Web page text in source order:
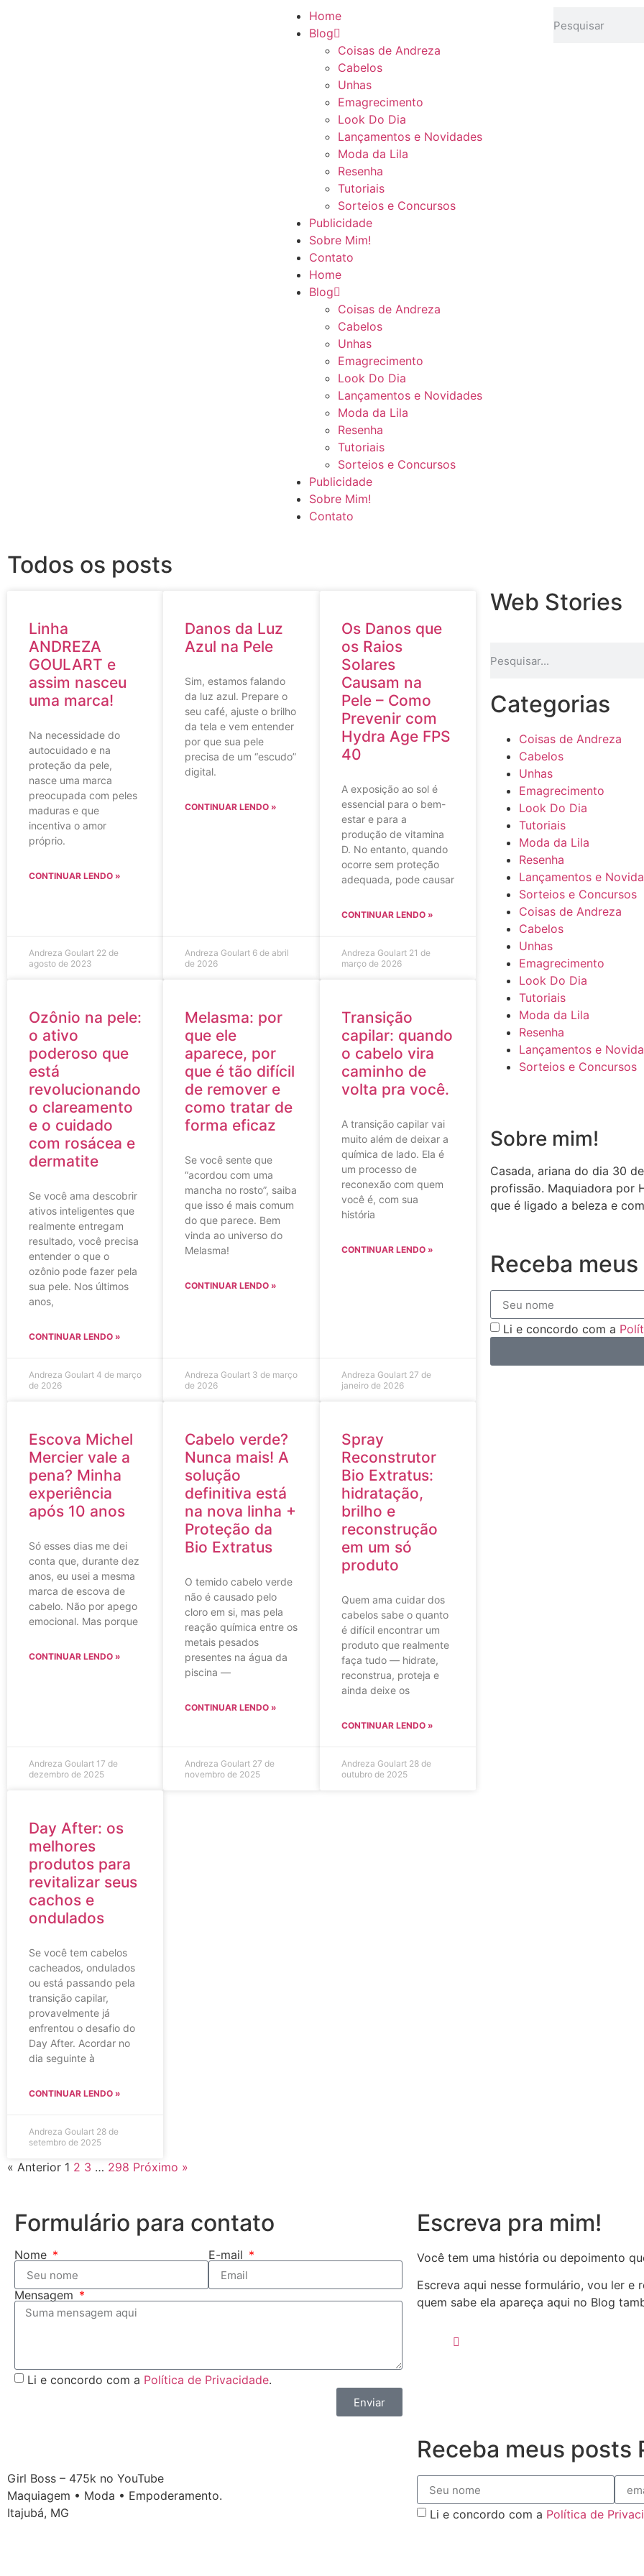
Home
Blog
Coisas de Andreza
Cabelos
Unhas
Emagrecimento
Look Do Dia
Lançamentos e Novidades
Moda da Lila
Resenha
Tutoriais
Sorteios e Concursos
Publicidade
Sobre Mim!
Contato
Home
Blog
Coisas de Andreza
Cabelos
Unhas
Emagrecimento
Look Do Dia
Lançamentos e Novidades
Moda da Lila
Resenha
Tutoriais
Sorteios e Concursos
Publicidade
Sobre Mim!
Contato
Todos os posts
Linha
ANDREZA
GOULART e
assim nasceu
uma marca!
Na necessidade do
autocuidado e na
proteção da pele,
nasce uma marca
preocupada com peles
maduras e que
incentiva o amor
próprio.
CONTINUAR LENDO »
Andreza Goulart 22 de
agosto de 2023
Danos da Luz
Azul na Pele
Sim, estamos falando
da luz azul. Prepare o
seu café, ajuste o brilho
da tela e vem entender
por que sua pele
precisa de um “escudo”
digital.
CONTINUAR LENDO »
Andreza Goulart 6 de abril
de 2026
Os Danos que
os Raios
Solares
Causam na
Pele – Como
Prevenir com
Hydra Age FPS
40
A exposição ao sol é
essencial para o bem-
estar e para a
produção de vitamina
D. No entanto, quando
ocorre sem proteção
adequada, pode causar
CONTINUAR LENDO »
Andreza Goulart 21 de
março de 2026
Ozônio na pele:
o ativo
poderoso que
está
revolucionando
o clareamento
e o cuidado
com rosácea e
dermatite
Se você ama descobrir
ativos inteligentes que
realmente entregam
resultado, você precisa
entender o que o
ozônio pode fazer pela
sua pele. Nos últimos
anos,
CONTINUAR LENDO »
Andreza Goulart 4 de março
de 2026
Melasma: por
que ele
aparece, por
que é tão difícil
de remover e
como tratar de
forma eficaz
Se você sente que
“acordou com uma
mancha no rosto”, saiba
que isso é mais comum
do que parece. Bem
vinda ao universo do
Melasma!
CONTINUAR LENDO »
Andreza Goulart 3 de março
de 2026
Transição
capilar: quando
o cabelo vira
caminho de
volta pra você.
A transição capilar vai
muito além de deixar a
química de lado. Ela é
um processo de
reconexão com quem
você é, com sua
história
CONTINUAR LENDO »
Andreza Goulart 27 de
janeiro de 2026
Escova Michel
Mercier vale a
pena? Minha
experiência
após 10 anos
Só esses dias me dei
conta que, durante dez
anos, eu usei a mesma
marca de escova de
cabelo. Não por apego
emocional. Mas porque
CONTINUAR LENDO »
Andreza Goulart 17 de
dezembro de 2025
Cabelo verde?
Nunca mais! A
solução
definitiva está
na nova linha +
Proteção da
Bio Extratus
O temido cabelo verde
não é causado pelo
cloro em si, mas pela
reação química entre os
metais pesados
presentes na água da
piscina —
CONTINUAR LENDO »
Andreza Goulart 27 de
novembro de 2025
Spray
Reconstrutor
Bio Extratus:
hidratação,
brilho e
reconstrução
em um só
produto
Quem ama cuidar dos
cabelos sabe o quanto
é difícil encontrar um
produto que realmente
faça tudo — hidrate,
reconstrua, proteja e
ainda deixe os
CONTINUAR LENDO »
Andreza Goulart 28 de
outubro de 2025
Day After: os
melhores
produtos para
revitalizar seus
cachos e
ondulados
Se você tem cabelos
cacheados, ondulados
ou está passando pela
transição capilar,
provavelmente já
enfrentou o desafio do
Day After. Acordar no
dia seguinte à
CONTINUAR LENDO »
Andreza Goulart 28 de
setembro de 2025
« Anterior 1 2 3 … 298 Próximo »
Web Stories
Categorias
Coisas de Andreza
Cabelos
Unhas
Emagrecimento
Look Do Dia
Tutoriais
Moda da Lila
Resenha
Lançamentos e
Sorteios e Concursos
Coisas de Andreza
Cabelos
Unhas
Emagrecimento
Look Do Dia
Tutoriais
Moda da Lila
Resenha
Lançamentos e
Sorteios e Concursos
Sobre mim!
Casada, ariana do dia 30
profissão. Maquiadora por
que é ligado a beleza e
Receba
Li e concordo com a
Formulário para contato
Nome E-mail
Mensagem
Li e concordo com a Política de Privacidade.
Enviar
Escreva pra mim!
Você tem uma história ou depoimento
Escreva aqui nesse formulário, vou ler e
quem sabe ela apareça aqui no Blog
Girl Boss – 475k no YouTube
Maquiagem • Moda • Empoderamento.
Itajubá, MG
Receba meus posts
Li e concordo com a Política de